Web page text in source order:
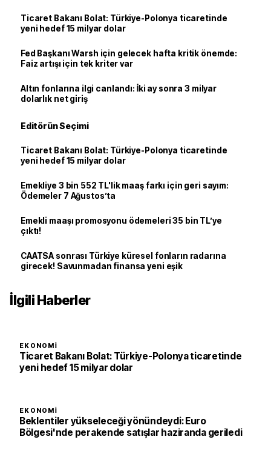
Ticaret Bakanı Bolat: Türkiye-Polonya ticaretinde
yeni hedef 15 milyar dolar
Fed Başkanı Warsh için gelecek hafta kritik önemde:
Faiz artışı için tek kriter var
Altın fonlarına ilgi canlandı: İki ay sonra 3 milyar
dolarlık net giriş
Editörün Seçimi
Ticaret Bakanı Bolat: Türkiye-Polonya ticaretinde
yeni hedef 15 milyar dolar
Emekliye 3 bin 552 TL'lik maaş farkı için geri sayım:
Ödemeler 7 Ağustos’ta
Emekli maaşı promosyonu ödemeleri 35 bin TL’ye
çıktı!
CAATSA sonrası Türkiye küresel fonların radarına
girecek! Savunmadan finansa yeni eşik
İlgili Haberler
EKONOMI
Ticaret Bakanı Bolat: Türkiye-Polonya ticaretinde
yeni hedef 15 milyar dolar
EKONOMI
Beklentiler yükseleceği yönündeydi: Euro
Bölgesi'nde perakende satışlar haziranda geriledi